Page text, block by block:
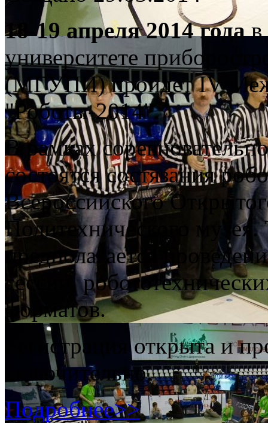
18-19 апреля 2014 годав
университете
(МГУПИ) пройдет IV
"Роботы-2014".
В рамках
состоятся состязания
Всероссийского
Политехнического
предполагается
сессии,
форматов.
Регистрация открыта и
включительно.
Подробнее>>